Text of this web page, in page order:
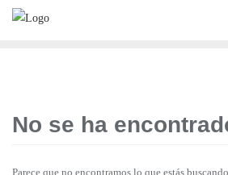
No se ha
Parece que no encontramos lo que estás